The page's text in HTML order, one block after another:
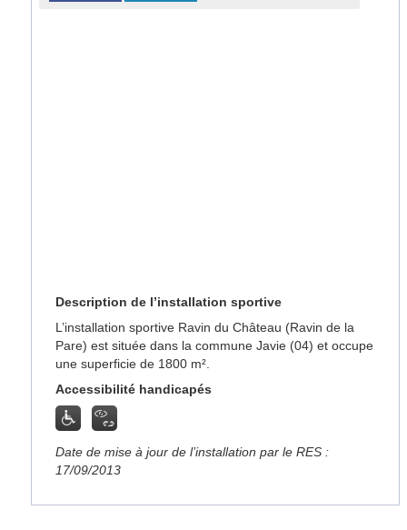
Description de l’installation sportive
L’installation sportive Ravin du Château (Ravin de la
Pare) est située dans la commune Javie (04) et occupe
une superficie de 1800 m².
Accessibilité handicapés
Date de mise à jour de l’installation par le RES :
17/09/2013